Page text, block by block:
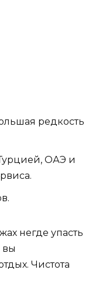
редкость
ОАЭ и
негде упасть
вы
Чистота